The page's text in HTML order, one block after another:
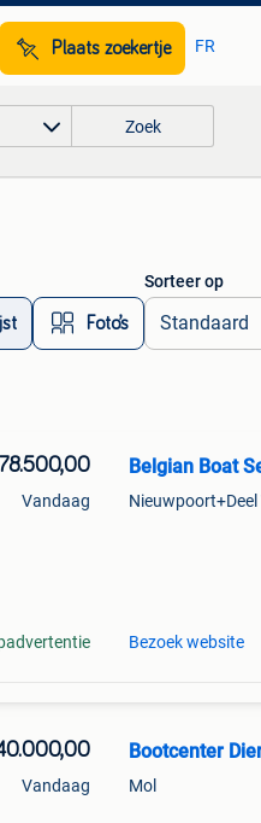
Plaats zoekertje FR
Zoek
Foto’s
Sorteer op
Vandaag
Belgian Boat
Bezoek website
Vandaag
Bootcenter
Mol